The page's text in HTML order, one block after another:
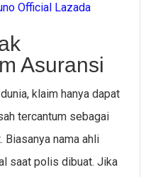
Official Lazada
Asuransi
klaim hanya dapat
tercantum sebagai
Biasanya nama ahli
saat polis dibuat. Jika